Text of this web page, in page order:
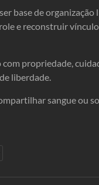
base de
e reconstruir
propriedade,
liberdade.
sangue ou